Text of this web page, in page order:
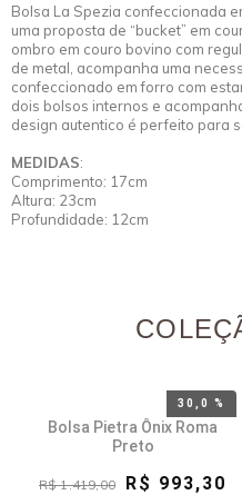
Bolsa La Spezia confeccionada
uma proposta de “bucket” em
ombro em couro bovino com
de metal, acompanha uma
confeccionado em forro com
dois bolsos internos e
design autentico é perfeito para
MEDIDAS:
Comprimento: 17cm
Altura: 23cm
Profundidade: 12cm
30,0 %
Bolsa Pietra Ônix Roma
Preto
R$ 1.419,00 R$ 993,30